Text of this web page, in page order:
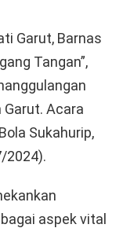
Garut, Barnas
Tangan”,
Acara
Sukahurip,
2024).
aspek vital